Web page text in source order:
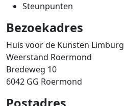
Steunpunten
Bezoekadres
Huis voor de Kunsten Limburg
Weerstand Roermond
Bredeweg 10
6042 GG Roermond